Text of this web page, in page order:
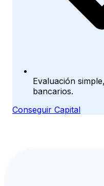
Evaluación
bancarios.
Conseguir Capital